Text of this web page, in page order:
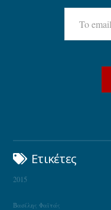
Ετικέτες
2015
Βασίλης Φαϊτάς